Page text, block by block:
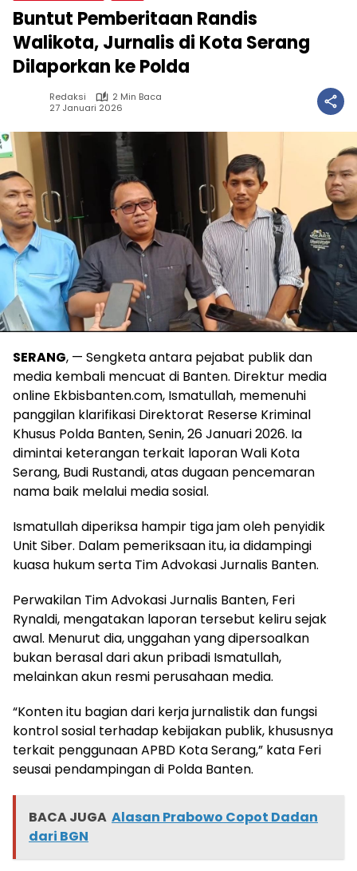
Buntut Pemberitaan Randis
Walikota, Jurnalis di Kota Serang
Dilaporkan ke Polda
Redaksi
2 Min Baca
27 Januari 2026
SERANG, — Sengketa antara pejabat publik dan
media kembali mencuat di Banten. Direktur media
online Ekbisbanten.com, Ismatullah, memenuhi
panggilan klarifikasi Direktorat Reserse Kriminal
Khusus Polda Banten, Senin, 26 Januari 2026. Ia
dimintai keterangan terkait laporan Wali Kota
Serang, Budi Rustandi, atas dugaan pencemaran
nama baik melalui media sosial.
Ismatullah diperiksa hampir tiga jam oleh penyidik
Unit Siber. Dalam pemeriksaan itu, ia didampingi
kuasa hukum serta Tim Advokasi Jurnalis Banten.
Perwakilan Tim Advokasi Jurnalis Banten, Feri
Rynaldi, mengatakan laporan tersebut keliru sejak
awal. Menurut dia, unggahan yang dipersoalkan
bukan berasal dari akun pribadi Ismatullah,
melainkan akun resmi perusahaan media.
“Konten itu bagian dari kerja jurnalistik dan fungsi
kontrol sosial terhadap kebijakan publik, khususnya
terkait penggunaan APBD Kota Serang,” kata Feri
seusai pendampingan di Polda Banten.
BACA JUGA Alasan Prabowo Copot Dadan
dari BGN